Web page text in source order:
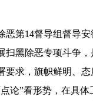
第14督导组督导安
除恶专项斗争，
要求，旗帜鲜明、
论”看形势，在具